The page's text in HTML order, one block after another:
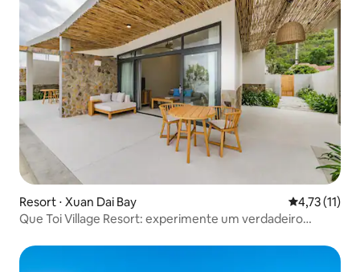
Resort ⋅ Xuan Dai Bay 4,73 de uma
4,73 (11)
Que Toi Village Resort: experimente um verdadeiro